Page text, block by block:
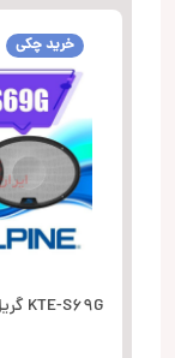
خرید چکی
KTE-S69G گریل آلپاین Alpine